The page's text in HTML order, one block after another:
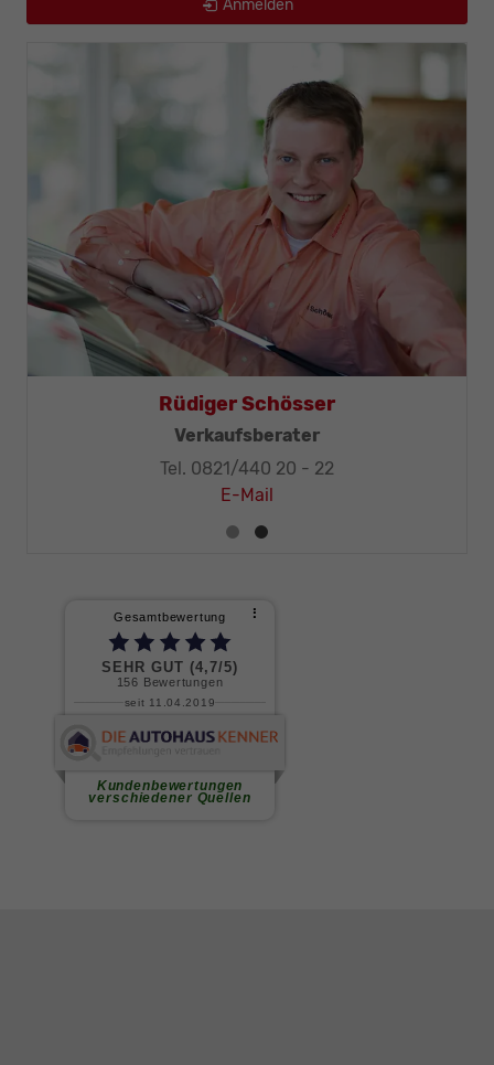
Anmelden
Rüdiger Schösser
Verkaufsberater
Tel. 0821/440 20 - 22
E-Mail